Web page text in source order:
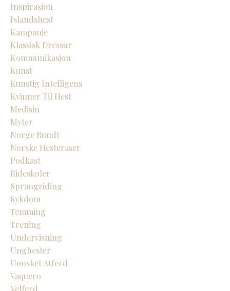
Inspirasjon
Islandshest
Kampanje
Klassisk Dressur
Kommunikasjon
Kunst
Kunstig Intelligens
Kvinner Til Hest
Medisin
Myter
Norge Rundt
Norske Hesteraser
Podkast
Rideskoler
Sprangriding
Sykdom
Temming
Trening
Undervisning
Unghester
Uønsket Atferd
Vaquero
Velferd